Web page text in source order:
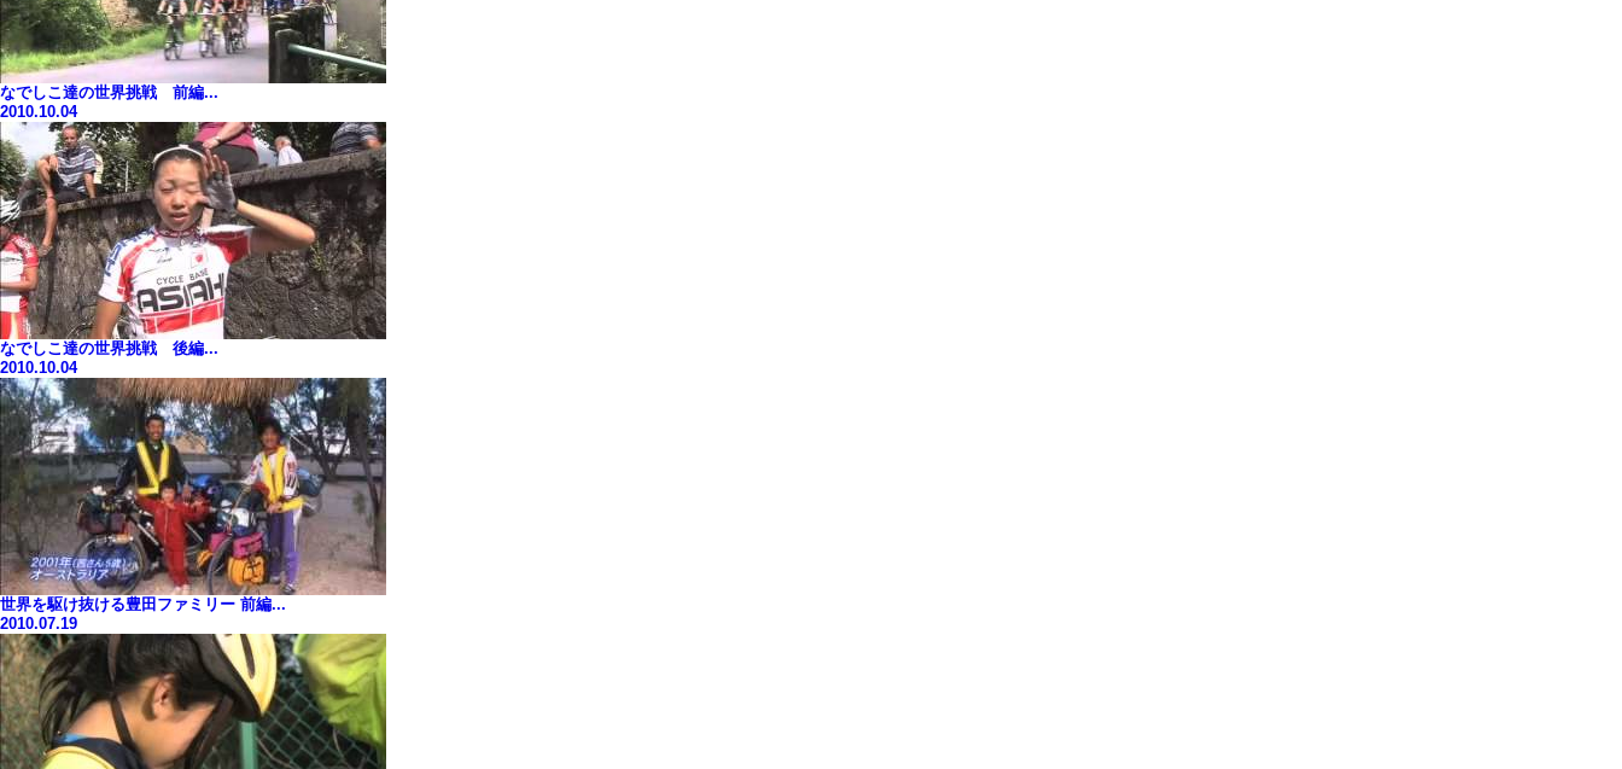
なでしこ達の世界挑戦 前編...
2010.10.04
なでしこ達の世界挑戦 後編...
2010.10.04
世界を駆け抜ける豊田ファミリー 前編...
2010.07.19